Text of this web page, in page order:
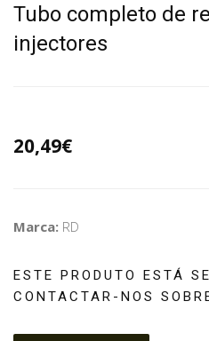
Tubo completo de
injectores
20,49€
Marca: RD
ESTE PRODUTO ESTÁ
CONTACTAR-NOS